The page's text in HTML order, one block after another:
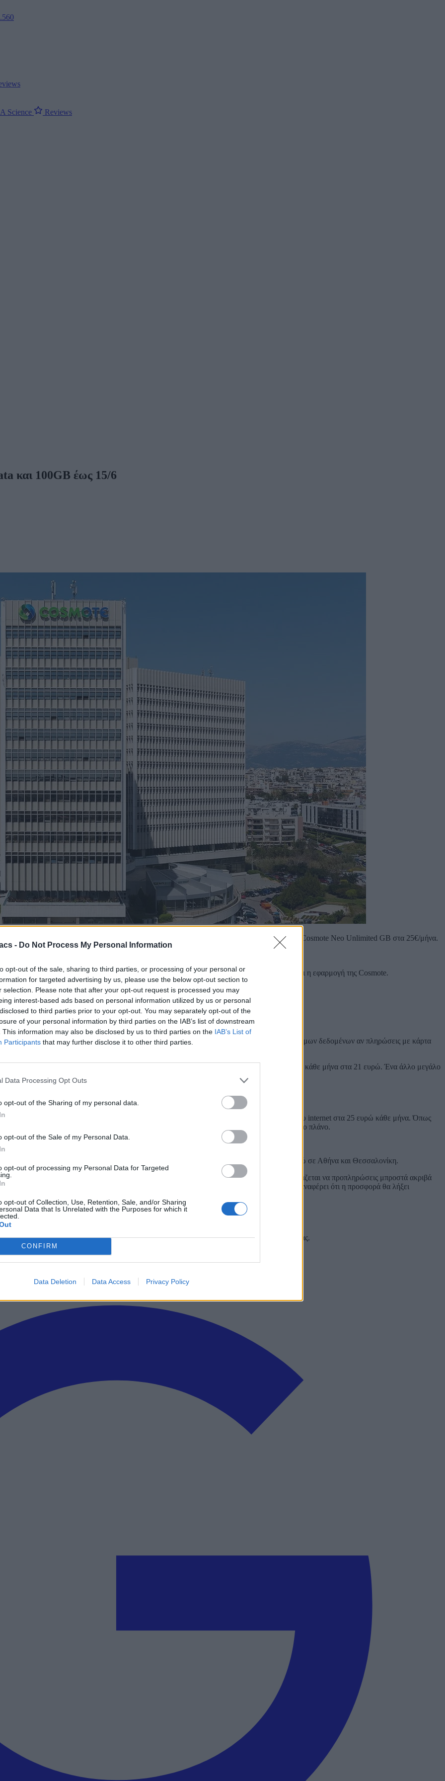
- Do Not Process My Personal Information
opt-out of the sale, sharing to third parties, or processing of your personal or
for targeted advertising by us, please use the below opt-out section to
selection. Please note that after your opt-out request is processed you may
interest-based ads based on personal information utilized by us or personal
to third parties prior to your opt-out. You may separately opt-out of the
of your personal information by third parties on the IAB’s list of downstream
This information may also be disclosed by us to third parties on the IAB’s List of
Participants that may further disclose it to other third parties.
Data Processing Opt Outs
opt-out of the Sharing of my personal data.
opt-out of the Sale of my Personal Data.
opt-out of processing my Personal Data for Targeted
opt-out of Collection, Use, Retention, Sale, and/or Sharing
Data that Is Unrelated with the Purposes for which it
CONFIRM
Data Deletion Data Access Privacy Policy
Science Reviews
και 100GB έως 15/6
του Cosmote Neo λήγουν στις 15/6/2026: το Cosmote Neo 50 GB στα 21€/μήνα και το Cosmote Neo Unlimited GB στα 25€/μήνα.
γίνει με κάρτα Payzy, η τιμή διατηρείται για πάντα σύμφωνα με την Cosmote.
εκ των προτέρων μεγάλη εφάπαξ καταβολή.
λήγουν σε λίγες ημέρες και συγκεκριμένα στις 15/6, τουλάχιστον με βάση τα όσα αναφέρει η εφαρμογή της Cosmote.
50 GB;
το μήνα και ένα από τα μεγάλα πλεονεκτήματα που έχει είναι ο διπλασιασμός των διαθέσιμων δεδομένων αν πληρώσεις με κάρτα
μια χρεωστική ή άυλη κάρτα που έχεις βγάλει από το Payzy, η Cosmote θα σου δώσει 100 GB κάθε μήνα στα 21 ευρώ. Ένα άλλο μεγάλο
διατηρείται για πάντα, τουλάχιστον με βάση όσα αναφέρει η Cosmote.
Unlimited GB;
του είναι ίσως από τις καλύτερες που θα μπορούσες να βρεις για πρόγραμμα απεριόριστου internet στα 25 ευρώ κάθε μήνα. Όπως
ότι διατηρείται η τιμή του για πάντα, αρκεί να ανανεωθεί με επιτυχία κάθε μήνα το πλάνο.
με απεριόριστα δεδομένα αλλά με όριο που έβγαλε, ενώ υπάρχει και το Frog στα 144 ευρώ σε Αθήνα και Θεσσαλονίκη.
μεγάλο πλεονέκτημα που έχουν εκτός από τη χαμηλή τιμή είναι το γεγονός ότι δεν χρειάζεται να προπληρώσεις μπροστά ακριβά
ανανεώνονται συνεχώς, με την Cosmote αυτή τη στιγμή που γράφω το εν λόγω άρθρο να αναφέρει ότι η προσφορά θα λήξει
όλα τα τεχνολογικά νέα, ή προσθέστε μας στον RSS feed reader και στα social media σας.